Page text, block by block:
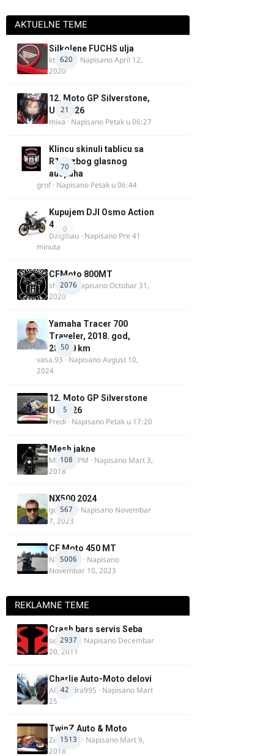
AKTUELNE TEME
620
Silkolene FUCHS ulja
ktm600 · NapisanoApril 12,
2020
21
12. Moto GP Silverstone,
UK, 2026
mixa · Napisano Petak u 06:27
70
Klincu skinuli tablicu sa
R125 zbog glasnog
auspuha
grof· Napisano Petak u 06:44
0
Kupujem DJI Osmo Action
4
Dzigibau · Napisano Pre 41
minuta
2076
CFMoto 800MT
shlem· NapisanoOctobar 31,
2020
50
Yamaha Tracer 700
Traveler, 2018. god,
28.100 km
vasa.93 · NapisanoAvgust 10,
2024
5
12. Moto GP Silverstone
UK 2026
Fredi · Napisano Petak u 17:20
108
Mesh jakne
MostarRPM · Napisano Mart 3,
2018
567
NX500 2024
godovic · Napisano Novembar
7, 2023
5006
CF Moto 450 MT
NIKOLA 1
· Napisano
Novembar 10, 2023
REKLAMNE TEME
2937
Crash bars servis Seba
seba011 · Napisano Decembar
20, 2011
42
Charlie Auto-Moto delovi
Alexandra995 · Napisano Mart
25
1513
TwinZ Auto & Moto
Zeljkamp · Napisano Mart 9,
2018